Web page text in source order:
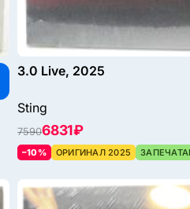
3.0 Live, 2025
Sting
75906831 ₽
–10% ОРИГИНАЛ 2025